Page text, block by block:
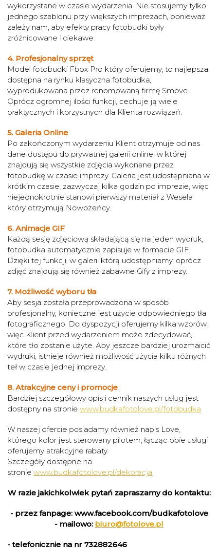
wykorzystane w czasie wydarzenia. Nie stosujemy tylko
jednego szablonu przy większych imprezach, ponieważ
zależy nam, aby efekty pracy fotobudki były
zróżnicowane i ciekawe.
4. Profesjonalny sprzęt
Model fotobudki Fbox Pro który oferujemy, to najlepsza
dostępna na rynku klasyczna fotobudka,
wyprodukowana przez renomowaną firmę Smove.
Oprócz ogromnej ilości funkcji, cechuje ją wiele
praktycznych i korzystnych dla Klienta rozwiązań.
5. Galeria Online
Po zakończonym wydarzeniu Klient otrzymuje od nas
dane dostępu do prywatnej galerii online, w której
znajdują się wszystkie zdjęcia wykonane przez
fotobudkę w czasie imprezy. Galeria jest udostępniana w
krótkim czasie, zazwyczaj kilka godzin po imprezie, więc
niejednokrotnie stanowi pierwszy materiał z Wesela
który otrzymują Nowożeńcy.
6. Animacje GIF
Każdą sesję zdjęciową składającą się na jeden wydruk,
fotobudka automatycznie zapisuje w formacie GIF.
Dzięki tej funkcji, w galerii którą udostępniamy, oprócz
zdjęć znajdują się również zabawne Gify z imprezy.
7. Możliwość wyboru tła
Aby sesja została przeprowadzona w sposób
profesjonalny, konieczne jest użycie odpowiedniego tła
fotograficznego. Do dyspozycji oferujemy kilka wzorów,
więc Klient przed wydarzeniem może zdecydować,
które tło zostanie użyte. Aby jeszcze bardziej urozmaicić
wydruki, istnieje również możliwość użycia kilku różnych
teł w czasie jednej imprezy.
8. Atrakcyjne ceny i promocje
Bardziej szczegółowy opis i cennik naszych usług jest
dostępny na stronie www.budkafotolove.pl/fotobudka
W naszej ofercie posiadamy również napis Love,
którego kolor jest sterowany pilotem, łącząc obie usługi
oferujemy atrakcyjne rabaty.
Szczegóły dostępne na
stronie www.budkafotolove.pl/dekoracja
W razie jakichkolwiek pytań zapraszamy do kontaktu:
- przez fanpage: www.facebook.com/budkafotolove
- mailowo: biuro@fotolove.pl
- telefonicznie na nr 732882646